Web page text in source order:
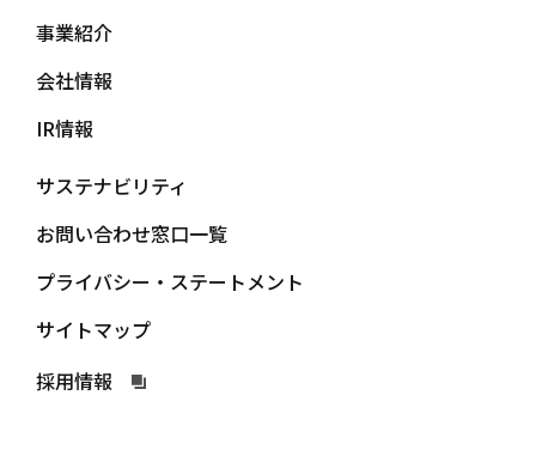
事業紹介
会社情報
IR情報
サステナビリティ
お問い合わせ窓口一覧
プライバシー・ステートメント
サイトマップ
採用情報